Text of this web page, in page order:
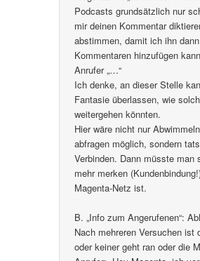
Podcasts grundsätzlich nur
mir deinen Kommentar
abstimmen, damit ich ihn
Kommentaren hinzufügen
Anrufer „…“
Ich denke, an dieser Stelle
Fantasie überlassen, wie
weitergehen könnten.
Hier wäre nicht nur
abfragen möglich, sondern
Verbinden. Dann müsste man
mehr merken
Magenta-Netz ist.
B. „Info zum Angerufenen“:
Nach mehreren Versuchen ist
oder keiner geht ran oder die